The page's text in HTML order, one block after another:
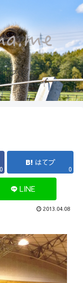
のブログ
0
はてブ
0
LINE
2013.04.08